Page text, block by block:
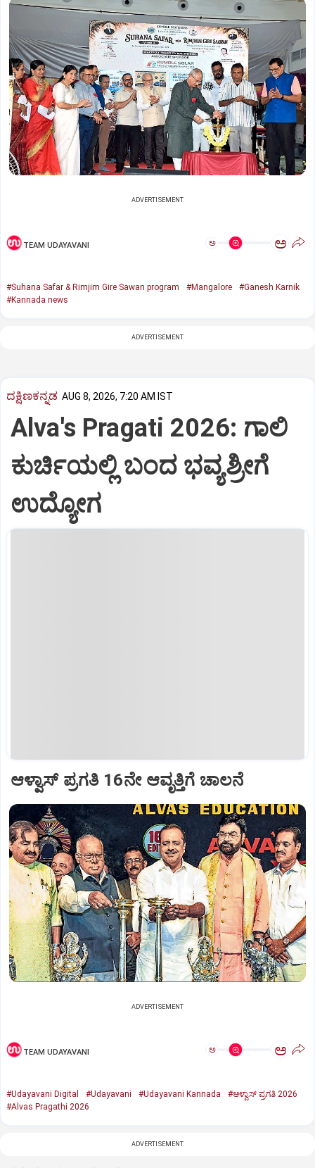
ADVERTISEMENT
TEAM UDAYAVANI ಅ ಅ
#Suhana Safar & Rimjim Gire Sawan program #Mangalore
#Ganesh Karnik
#Kannada news
ADVERTISEMENT
ದಕ್ಷಿಣಕನ್ನಡ AUG 8, 2026, 7:20 AM IST
Alva's Pragati 2026: ಗಾಲಿ
ಕುರ್ಚಿಯಲ್ಲಿ ಬಂದ ಭವ್ಯಶ್ರೀಗೆ
ಉದ್ಯೋಗ
ಆಳ್ವಾಸ್‌ ಪ್ರಗತಿ 16ನೇ ಆವೃತ್ತಿಗೆ ಚಾಲನೆ
ADVERTISEMENT
TEAM UDAYAVANI ಅ ಅ
#Udayavani Digital #Udayavani #Udayavani Kannada
#ಆಳ್ವಾಸ್‌ ಪ್ರಗತಿ 2026
#Alvas Pragathi 2026
ADVERTISEMENT